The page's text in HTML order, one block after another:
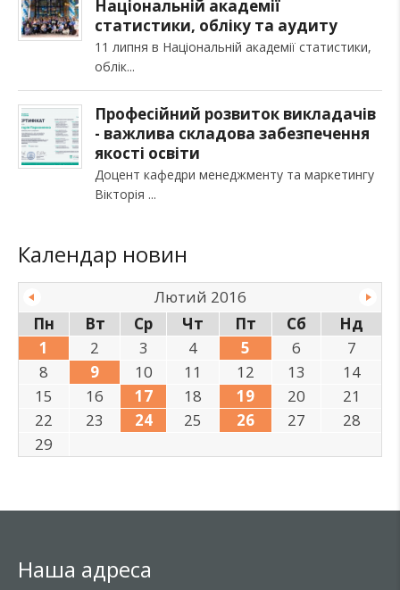
Національній академії
статистики, обліку та аудиту
11 липня в Національній академії статистики,
облік
Професійний розвиток викладачів
- важлива складова забезпечення
якості освіти
Доцент кафедри менеджменту та маркетингу
Вікторія
Календар новин
Лютий 2016
Пн
Вт Ср Чт Пт Сб
Нд
1
2 3 4 5 6
7
8
9 10 11 12 13
14
15
16 17 18 19 20
21
22
23 24 25 26 27
28
29
Наша адреса